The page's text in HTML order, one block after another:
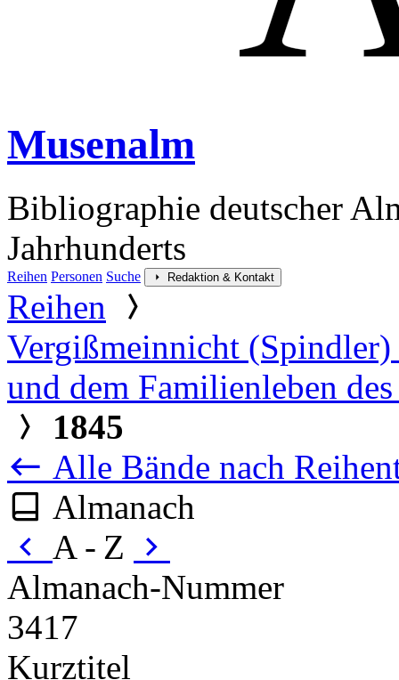
Musenalm
Bibliographie deutscher
Jahrhunderts
Reihen Personen Suche Redaktion & Kontakt
Reihen
Vergißmeinnicht
und dem Familienleben
1845
Alle Bände nach
Almanach
A - Z
Almanach-Nummer
3417
Kurztitel